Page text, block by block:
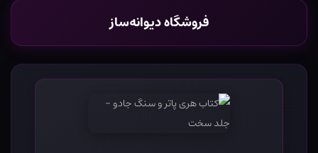
فروشگاه دیوانه‌ساز